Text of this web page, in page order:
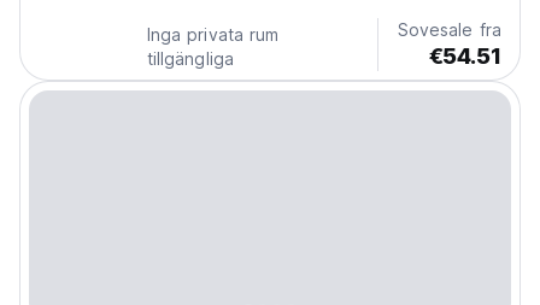
Inga privata rum
tillgängliga
Sovesale fra
€54.51